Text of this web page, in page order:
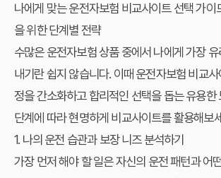
나에게 맞는 운전자보험 비교사이트 선택 가이
을 위한 단계별 전략
수많은 운전자보험 상품 중에서 나에게 가장
내기란 쉽지 않습니다. 이때 운전자보험 비교
정을 간소화하고 합리적인 선택을 돕는 유용한
단계에 따라 현명하게 비교사이트를 활용해보
1. 나의 운전 습관과 보장 니즈 분석하기
가장 먼저 해야 할 일은 자신의 운전 패턴과 어